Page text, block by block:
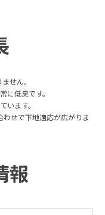
せん。
に低臭です。
います。
わせで下地適応が広がりま
報